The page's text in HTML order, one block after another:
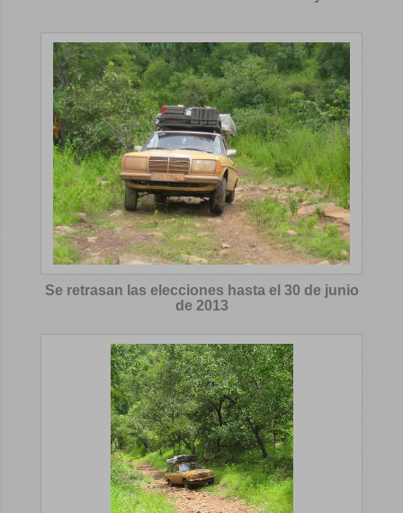
Se retrasan las elecciones hasta el 30 de junio
de 2013